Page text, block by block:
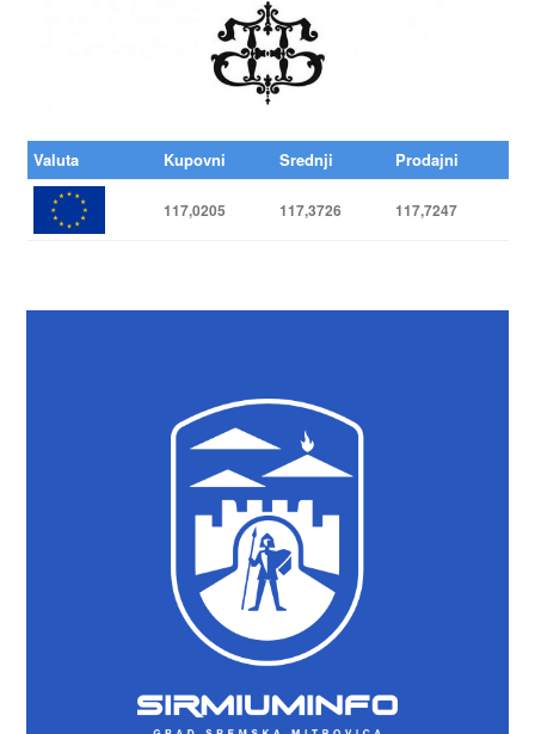
Valuta Kupovni Srednji Prodajni
117,0205 117,3726 117,7247